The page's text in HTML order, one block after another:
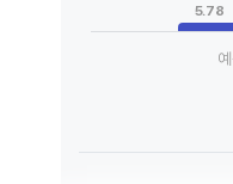
5.78